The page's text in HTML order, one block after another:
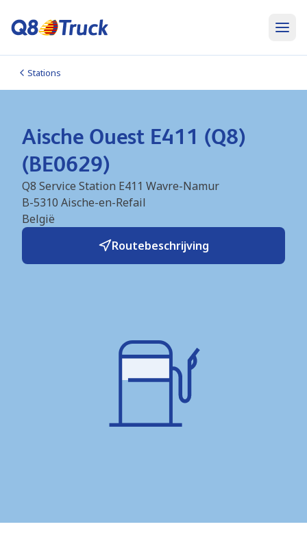
Stations
Aische Ouest E411 (Q8)
(BE0629)
Q8 Service Station E411 Wavre-Namur
B-5310 Aische-en-Refail
België
Routebeschrijving